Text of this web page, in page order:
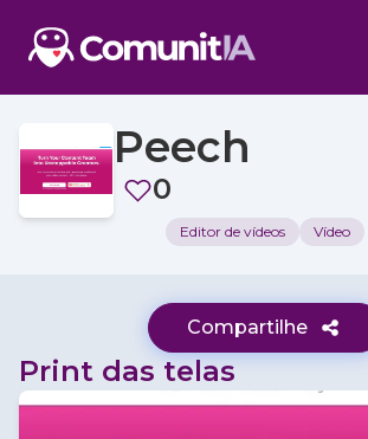
Peech
0
Editor de vídeos Vídeo
Compartilhe
Print das telas